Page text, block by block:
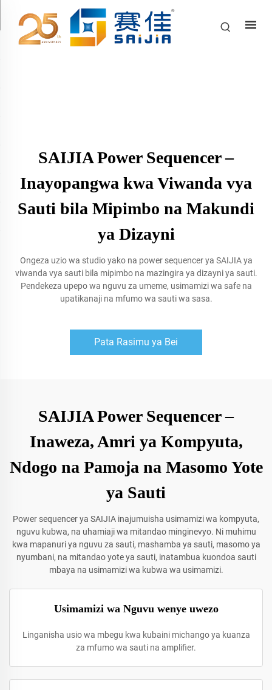
SAIJIA Power Sequencer –
Inayopangwa kwa Viwanda vya
Sauti bila Mipimbo na Makundi
ya Dizayni
Ongeza uzio wa studio yako na power sequencer ya SAIJIA ya
viwanda vya sauti bila mipimbo na mazingira ya dizayni ya sauti.
Pendekeza upepo wa nguvu za umeme, usimamizi wa safe na
upatikanaji na mfumo wa sauti wa sasa.
Pata Rasimu ya Bei
SAIJIA Power Sequencer –
Inaweza, Amri ya Kompyuta,
Ndogo na Pamoja na Masomo Yote
ya Sauti
Power sequencer ya SAIJIA inajumuisha usimamizi wa kompyuta,
nguvu kubwa, na uhamiaji wa mitandao minginevyo. Ni muhimu
kwa mapanuri ya nguvu za sauti, mashamba ya sauti, masomo ya
nyumbani, na mitandao yote ya sauti, inatambua kuondoa sauti
mbaya na usimamizi wa kubwa wa usimamizi.
Usimamizi wa Nguvu wenye uwezo
Linganisha usio wa mbegu kwa kubaini michango ya kuanza
za mfumo wa sauti na amplifier.